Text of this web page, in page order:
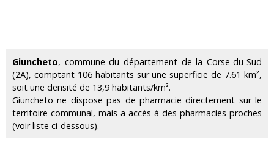
Giuncheto, commune du département de la Corse-du-Sud
(2A), comptant 106 habitants sur une superficie de 7.61 km²,
soit une densité de 13,9 habitants/km².
Giuncheto ne dispose pas de pharmacie directement sur le
territoire communal, mais a accès à des pharmacies proches
(voir liste ci-dessous).